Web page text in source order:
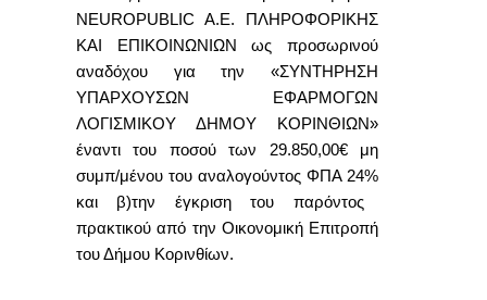
NEUROPUBLIC A.E. ΠΛΗΡΟΦΟΡΙΚΗΣ
ΚΑΙ ΕΠΙΚΟΙΝΩΝΙΩΝ ως προσωρινού
αναδόχου για την «ΣΥΝΤΗΡΗΣΗ
ΥΠΑΡΧΟΥΣΩΝ ΕΦΑΡΜΟΓΩΝ
ΛΟΓΙΣΜΙΚΟΥ ΔΗΜΟΥ ΚΟΡΙΝΘΙΩΝ»
έναντι του ποσού των 29.850,00€ μη
συμπ/μένου του αναλογούντος ΦΠΑ 24%
και β)την έγκριση του παρόντος
πρακτικού από την Οικονομική Επιτροπή
του Δήμου Κορινθίων.